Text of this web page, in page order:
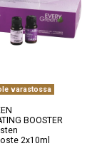
varastossa
BOOSTER
2x10ml